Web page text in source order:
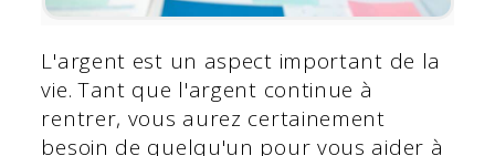
L'argent est un aspect important de la
vie. Tant que l'argent continue à
rentrer, vous aurez certainement
besoin de quelqu'un pour vous aider à